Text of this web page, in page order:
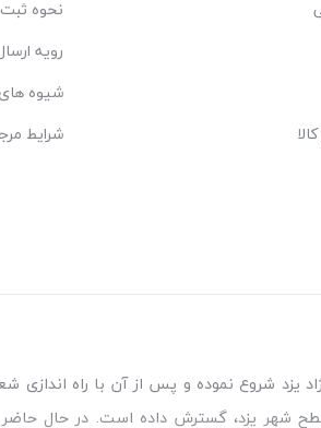
نحوه
رویه
شیوه
شرایط
اندازی شعبه پاکنژاد یزد شروع نموده و پس از آن با راه
شهر یزد، گسترش داده است. در حال